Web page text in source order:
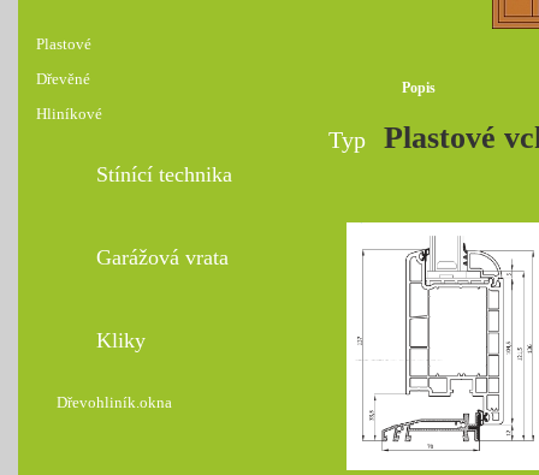
Plastové
Dřevěné
Hliníkové
Stínící technika
Garážová vrata
Kliky
Dřevohliník.okna
Popis
Typ Plastové